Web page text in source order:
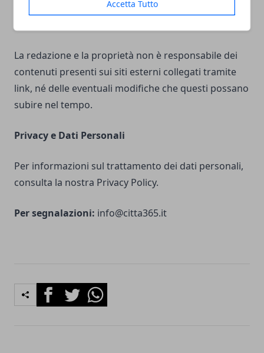
Accetta Tutto
La redazione e la proprietà non è responsabile dei
contenuti presenti sui siti esterni collegati tramite
link, né delle eventuali modifiche che questi possano
subire nel tempo.
Privacy e Dati Personali
Per informazioni sul trattamento dei dati personali,
consulta la nostra Privacy Policy.
Per segnalazioni: info@citta365.it
FacebookTwitterWhatsapp